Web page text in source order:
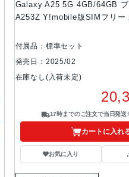
Galaxy A25 5G 4GB/64GB
A253Z Y!mobile版SIMフリー
付属品：標準セット
発売日：2025/02
在庫なし(入荷未定)
17時までのご注文で当日発送
カートに入れ
お気に入り